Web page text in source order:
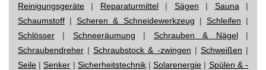
Reinigungsgeräte | Reparaturmittel| Sägen | Sauna |
Schaumstoff |Scheren & Schneidewerkzeug | Schleifen |
Schlösser | Schneeräumung | Schrauben & Nägel|
Schraubendreher |Schraubstock & -zwingen | Schweißen |
Seile |Senker | Sicherheitstechnik|Solarenergie | Spülen & -